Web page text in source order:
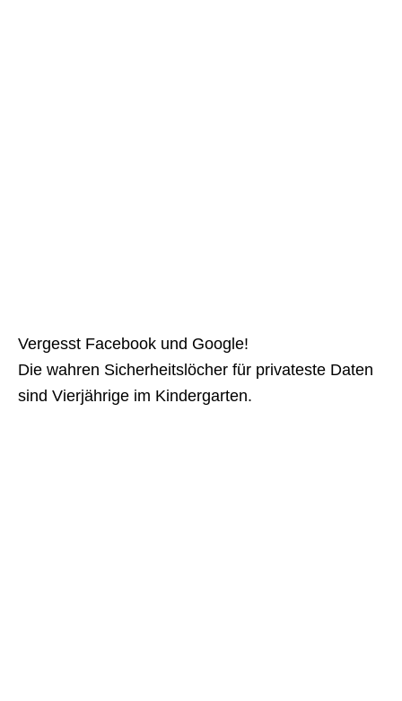
Vergesst Facebook und Google!
Die wahren Sicherheitslöcher für privateste Daten
sind Vierjährige im Kindergarten.